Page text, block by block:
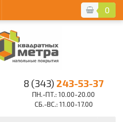
0
8 (343) 243-53-37
ПН.-ПТ.: 10.00-20.00
СБ.-ВС.: 11.00-17.00